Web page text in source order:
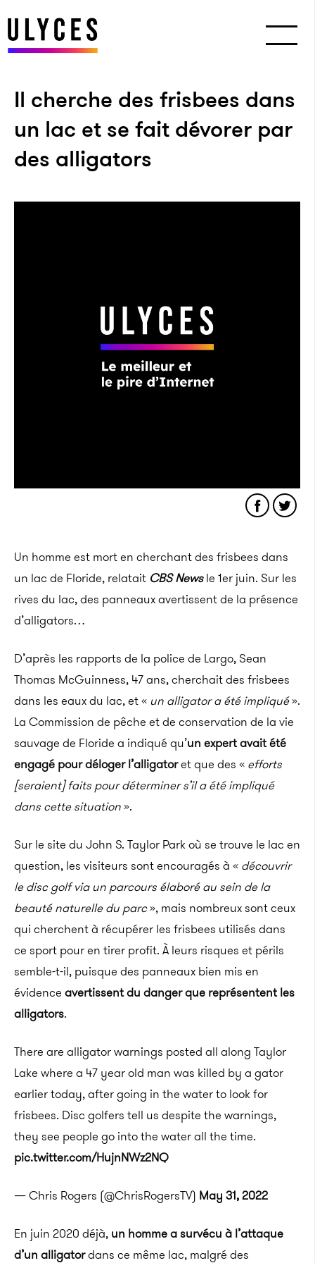
Il cherche des frisbees dans
un lac et se fait dévorer par
des alligators
Un homme est mort en cherchant des frisbees dans
un lac de Floride, relatait CBS Newsle 1er juin. Sur les
rives du lac, des panneaux avertissent de la présence
d’alligators…
D’après les rapports de la police de Largo,Sean
Thomas McGuinness, 47 ans, cherchait des frisbees
dans les eaux du lac, et « un alligator a été impliqué».
La Commission de pêche et de conservation de la vie
sauvage de Floride a indiqué qu’un expert avait été
engagé pour déloger l’alligatoret que des « efforts
[seraient] faits pour déterminer s’il a été impliqué
dans cette situation».
Sur le site du John S. Taylor Park où se trouve le lac en
question, les visiteurs sont encouragés à « découvrir
le disc golf via un parcours élaboré au sein de la
beauté naturelle du parc», mais nombreux sont ceux
qui cherchent à récupérer les frisbees utilisés dans
ce sport pour en tirer profit. À leurs risques et périls
semble-t-il, puisque des panneaux bien mis en
évidence avertissent du danger que représentent les
alligators.
There are alligator warnings posted all along Taylor
Lake where a 47 year old man was killed by a gator
earlier today, after going in the water to look for
frisbees. Disc golfers tell us despite the warnings,
they see people go into the water all the time.
pic.twitter.com/HujnNWz2NQ
— Chris Rogers (@ChrisRogersTV) May 31, 2022
En juin 2020 déjà, un homme a survécu à l’attaque
d’un alligatordans ce même lac, malgré des